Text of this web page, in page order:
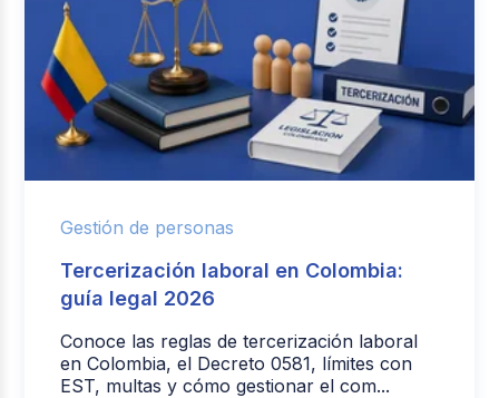
Gestión de personas
Tercerización laboral en Colombia:
guía legal 2026
Conoce las reglas de tercerización laboral
en Colombia, el Decreto 0581, límites con
EST, multas y cómo gestionar el com...